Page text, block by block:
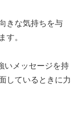
きな気持ちを与
す。
いメッセージを持
しているときに力